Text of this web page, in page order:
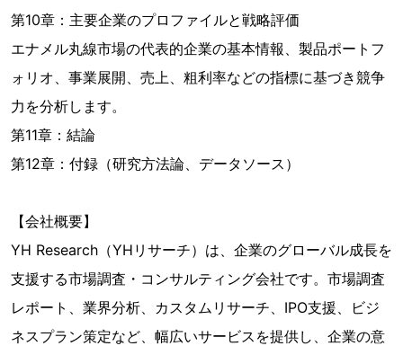
第10章：主要企業のプロファイルと戦略評価
エナメル丸線市場の代表的企業の基本情報、製品ポートフ
ォリオ、事業展開、売上、粗利率などの指標に基づき競争
力を分析します。
第11章：結論
第12章：付録（研究方法論、データソース）
【会社概要】
YH Research（YHリサーチ）は、企業のグローバル成長を
支援する市場調査・コンサルティング会社です。市場調査
レポート、業界分析、カスタムリサーチ、IPO支援、ビジ
ネスプラン策定など、幅広いサービスを提供し、企業の意